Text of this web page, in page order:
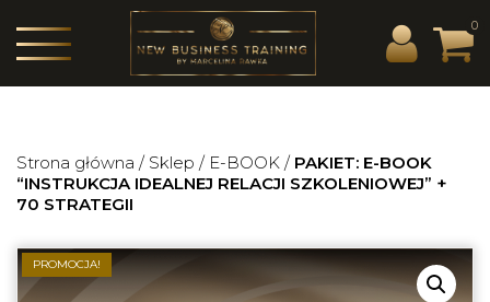
0
Strona główna / Sklep / E-BOOK / PAKIET: E-BOOK
“INSTRUKCJA IDEALNEJ RELACJI SZKOLENIOWEJ” +
70 STRATEGII
PROMOCJA!